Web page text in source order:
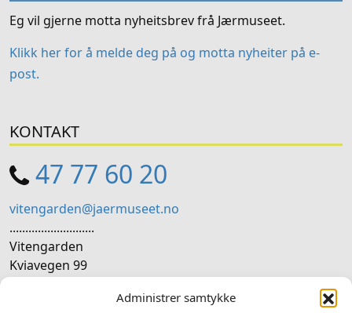
Administrer samtykke
Eg vil gjerne motta nyheitsbrev frå Jærmuseet.
Klikk her for å melde deg på og motta nyheiter på e-
post.
KONTAKT
47 77 60 20
vitengarden@jaermuseet.no
...........................
Vitengarden
Kviavegen 99